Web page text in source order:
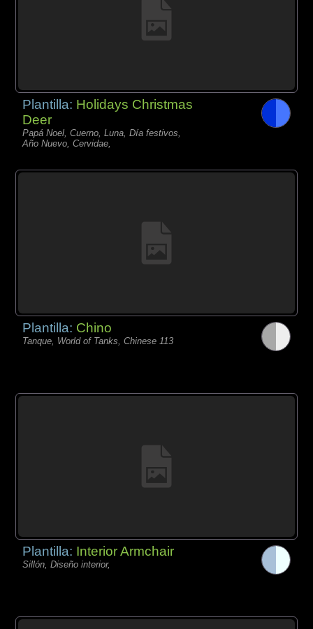
Plantilla: Holidays Christmas
Deer
Papá Noel, Cuerno, Luna, Día festivos,
Año Nuevo, Cervidae,
Plantilla: Chino
Tanque, World of Tanks, Chinese 113
Plantilla: Interior Armchair
Sillón, Diseño interior,